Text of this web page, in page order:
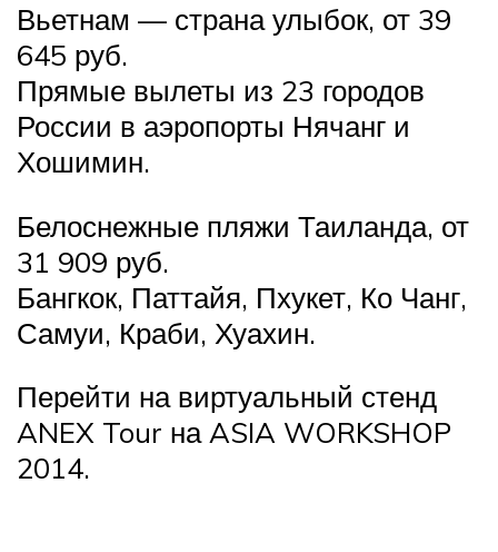
Вьетнам — страна улыбок, от 39
645 руб.
Прямые вылеты из 23 городов
России в аэропорты Нячанг и
Хошимин.
Белоснежные пляжи Таиланда, от
31 909 руб.
Бангкок, Паттайя, Пхукет, Ко Чанг,
Самуи, Краби, Хуахин.
Перейти на виртуальный стенд
ANEX Tour на ASIA WORKSHOP
2014.